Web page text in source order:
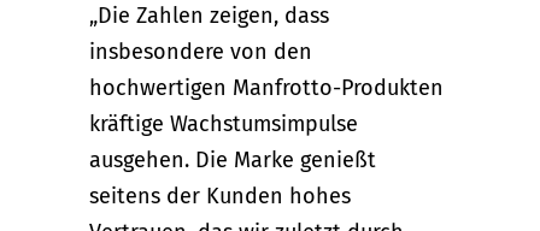
„Die Zahlen zeigen, dass
insbesondere von den
hochwertigen Manfrotto-Produkten
kräftige Wachstums­impulse
ausgehen. Die Marke genießt
seitens der Kunden hohes